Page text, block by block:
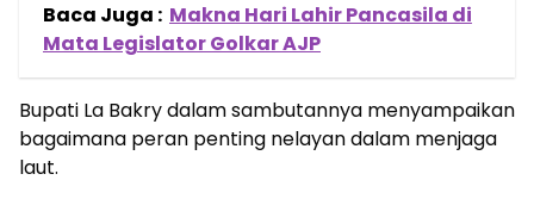
Baca Juga : Makna Hari Lahir Pancasila di
Mata Legislator Golkar AJP
Bupati La Bakry dalam sambutannya menyampaikan
bagaimana peran penting nelayan dalam menjaga
laut.